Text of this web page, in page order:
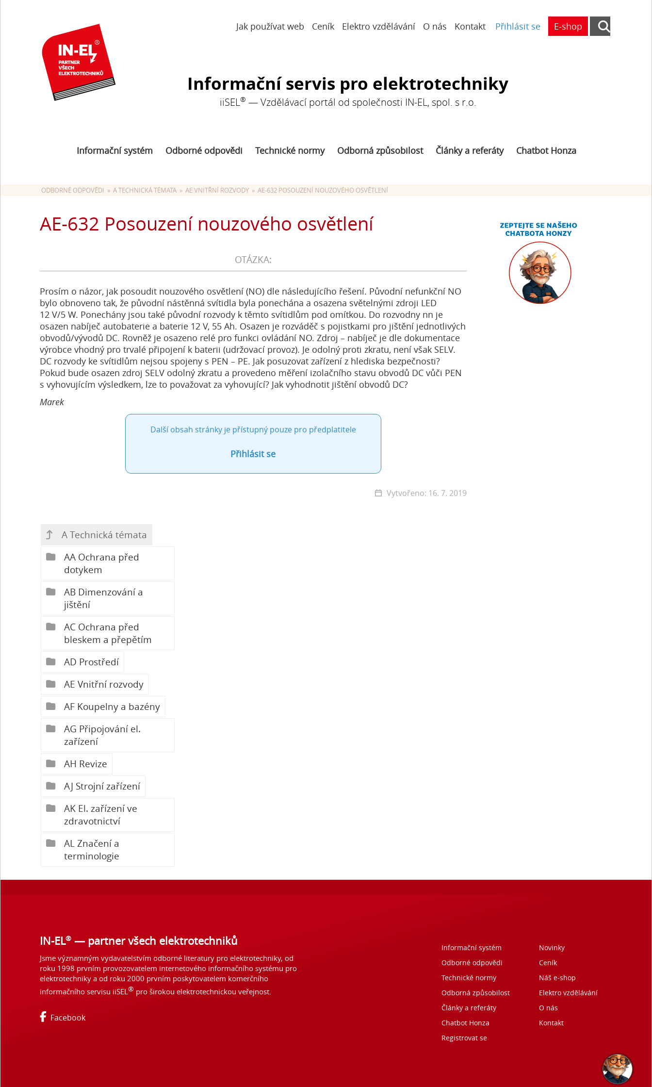
Přihlásit se E-shop
Jak používat web Ceník Elektro vzdělávání O nás Kontakt
Informační servis pro elektrotechniky
iiSEL® — Vzdělávací portál od společnosti IN-EL, spol. s r.o.
Informační systém Odborné odpovědi Technické normy Odborná způsobilost Články a referáty Chatbot Honza
ODBORNÉ ODPOVĚDI
  »
A TECHNICKÁ TÉMATA
  »
AE VNITŘNÍ ROZVODY
  »  AE-632 POSOUZENÍ NOUZOVÉHO OSVĚTLENÍ
AE-632 Posouzení nouzového osvětlení
Prosím o názor, jak posoudit nouzového osvětlení (NO) dle následujícího řešení. Původní nefunkční NO
bylo obnoveno tak, že původní nástěnná svítidla byla ponechána a osazena světelnými zdroji LED
12 V/5 W. Ponechány jsou také původní rozvody k těmto svítidlům pod omítkou. Do rozvodny nn je
osazen nabíječ autobaterie a baterie 12 V, 55 Ah. Osazen je rozváděč s pojistkami pro jištění jednotlivých
obvodů/vývodů DC. Rovněž je osazeno relé pro funkci ovládání NO. Zdroj – nabíječ je dle dokumentace
výrobce vhodný pro trvalé připojení k baterii (udržovací provoz). Je odolný proti zkratu, není však SELV.
DC rozvody ke svítidlům nejsou spojeny s PEN – PE. Jak posuzovat zařízení z hlediska bezpečnosti?
Pokud bude osazen zdroj SELV odolný zkratu a provedeno měření izolačního stavu obvodů DC vůči PEN
s vyhovujícím výsledkem, lze to považovat za vyhovující? Jak vyhodnotit jištění obvodů DC?
Marek
Další obsah stránky je přístupný pouze pro předplatitele
Přihlásit se
Vytvořeno: 16. 7. 2019
A Technická témata
AA Ochrana před
dotykem
AB Dimenzování a
jištění
AC Ochrana před
bleskem a přepětím
AD Prostředí
AE Vnitřní rozvody
AF Koupelny a bazény
AG Připojování el.
zařízení
AH Revize
AJ Strojní zařízení
AK El. zařízení ve
zdravotnictví
AL Značení a
terminologie
IN-EL®— partner všech elektrotechniků
Jsme významným vydavatelstvím odborné literatury pro elektrotechniky, od
roku 1998 prvním provozovatelem internetového informačního systému pro
elektrotechniky a od roku 2000 prvním poskytovatelem komerčního
informačního servisu iiSEL® pro širokou elektrotechnickou veřejnost.
Facebook
Novinky
Ceník
Náš e-shop
Elektro vzdělávání
O nás
Kontakt
Informační systém
Odborné odpovědi
Technické normy
Odborná způsobilost
Články a referáty
Chatbot Honza
Registrovat se